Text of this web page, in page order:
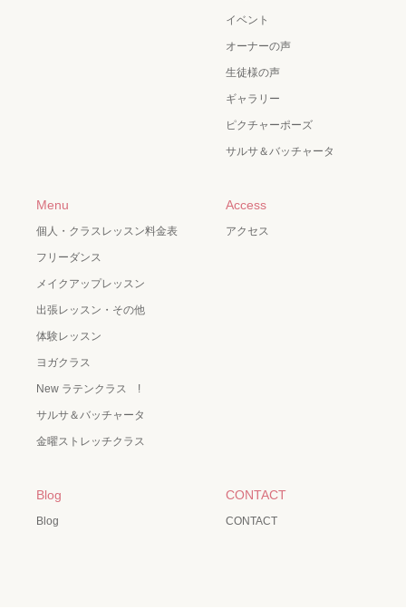
イベント
オーナーの声
生徒様の声
ギャラリー
ピクチャーポーズ
サルサ＆バッチャータ
Menu
個人・クラスレッスン料金表
フリーダンス
メイクアップレッスン
出張レッスン・その他
体験レッスン
ヨガクラス
New ラテンクラス !
サルサ＆バッチャータ
金曜ストレッチクラス
Access
アクセス
Blog
Blog
CONTACT
CONTACT